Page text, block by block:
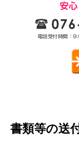
書類等の送